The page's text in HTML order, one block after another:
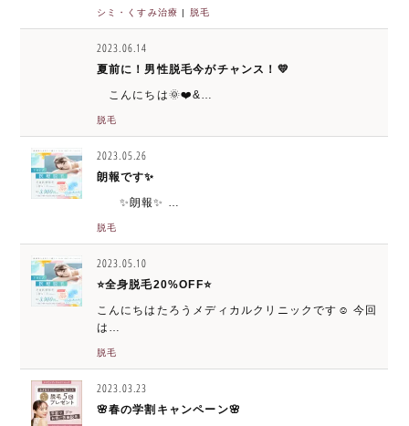
シミ・くすみ治療 | 脱毛
2023.06.14
夏前に！男性脱毛今がチャンス！💛
こんにちは🌞❤️‍&…
脱毛
2023.05.26
朗報です✨
✨朗報✨ …
脱毛
2023.05.10
⭐️全身脱毛20%OFF⭐️
こんにちはたろうメディカルクリニックです☺️ 今回
は…
脱毛
2023.03.23
🌸春の学割キャンペーン🌸